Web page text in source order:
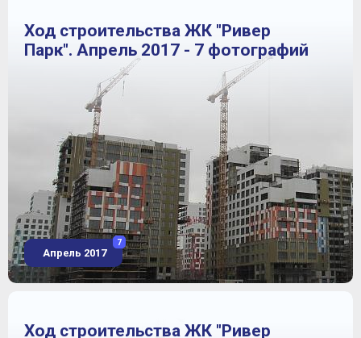
Ход строительства ЖК "Ривер
Парк". Апрель 2017 - 7 фотографий
Апрель 2017
7
Ход строительства ЖК "Ривер